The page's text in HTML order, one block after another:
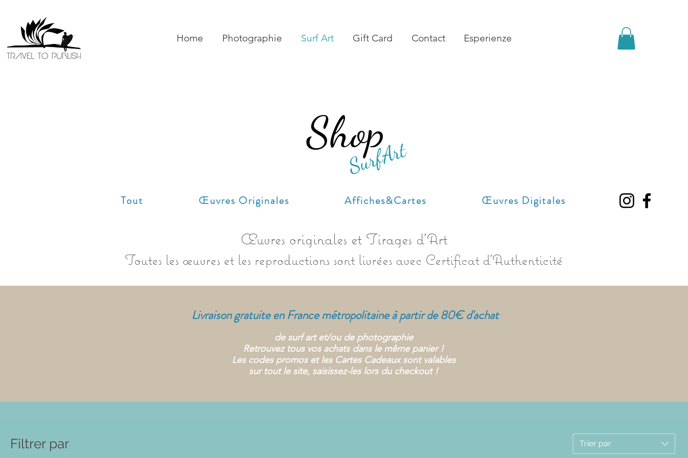
Home Photographie Surf Art Gift Card Contact Esperienze
Shop
SurfArt
Tout Œuvres Originales Affiches&Cartes Œuvres Digitales
Œuvres originales et Tirages d'Art
Toutes les œuvres et les reproductions sont livrées avec Certificat d'Authenticité
Livraison gratuite en France métropolitaine à partir de 80€ d'achat
de surf art et/ou de photographie
Retrouvez tous vos achats dans le même panier !
Les codes promos et les Cartes Cadeaux sont valables
sur tout le site, saisissez-les lors du checkout !
Filtrer par Trier par